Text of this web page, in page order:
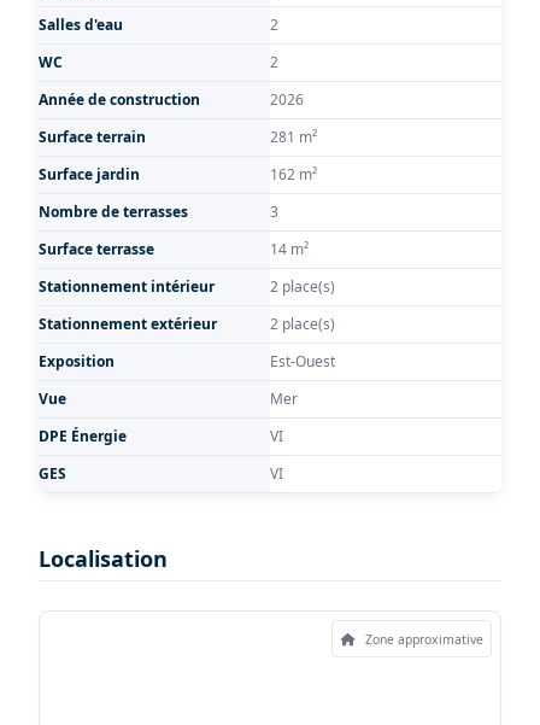
Salles d'eau
2
WC
2
Année de construction
2026
Surface terrain
281 m²
Surface jardin
162 m²
Nombre de terrasses
3
Surface terrasse
14 m²
Stationnement intérieur
2 place(s)
Stationnement extérieur
2 place(s)
Exposition
Est-Ouest
Vue
Mer
DPE Énergie
VI
GES
VI
Localisation
Zone approximative